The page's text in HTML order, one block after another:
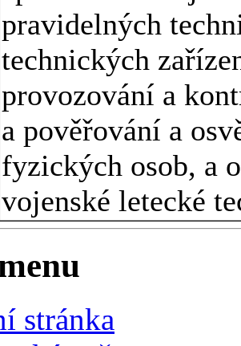
pravidelných
technických
provozování a
a pověřování a
fyzických osob, a
vojenské letecké
stránka